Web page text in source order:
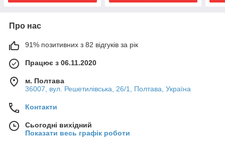
Про нас
91% позитивних з 82 відгуків за рік
Працює з 06.11.2020
м. Полтава
36007, вул. Решетилівська, 26/1, Полтава, Україна
Контакти
Сьогодні вихідний
Показати весь графік роботи